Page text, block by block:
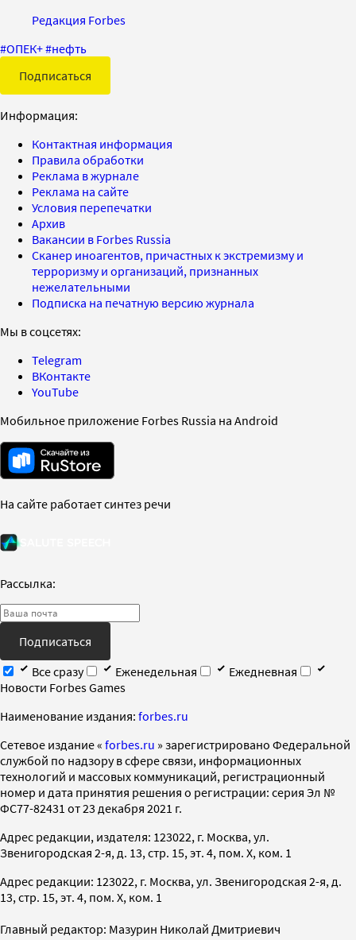
Редакция Forbes
#ОПЕК+#нефть
Подписаться
Информация:
Контактная информация
Правила обработки
Реклама в журнале
Реклама на сайте
Условия перепечатки
Архив
Вакансии в Forbes Russia
Сканер иноагентов, причастных к экстремизму и
терроризму и организаций, признанных
нежелательными
Подписка на печатную версию журнала
Мы в соцсетях:
Telegram
ВКонтакте
YouTube
Мобильное приложение Forbes Russia на Android
На сайте работает синтез речи
Рассылка:
Подписаться
Все сразу
Еженедельная
Ежедневная
Новости Forbes Games
Наименование издания: forbes.ru
Cетевое издание « forbes.ru » зарегистрировано Федеральной
службой по надзору в сфере связи, информационных
технологий и массовых коммуникаций, регистрационный
номер и дата принятия решения о регистрации: серия Эл №
ФС77-82431 от 23 декабря 2021 г.
Адрес редакции, издателя: 123022, г. Москва, ул.
Звенигородская 2-я, д. 13, стр. 15, эт. 4, пом. X, ком. 1
Адрес редакции: 123022, г. Москва, ул. Звенигородская 2-я, д.
13, стр. 15, эт. 4, пом. X, ком. 1
Главный редактор: Мазурин Николай Дмитриевич